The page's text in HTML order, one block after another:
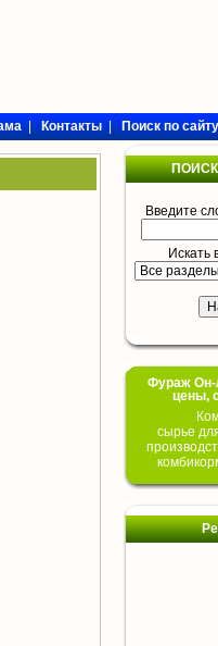
|Контакты|Поиск по сайту
Введите
Искать
Фураж Он-
цены,
сырье